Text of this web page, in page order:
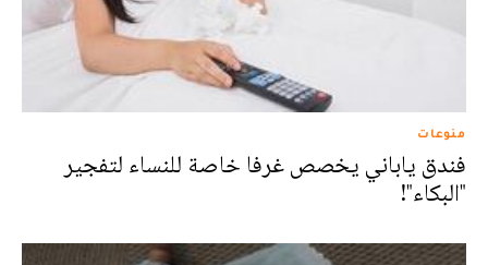
منوعات
فندق ياباني يخصص غرفا خاصة للنساء لتفجير
"البكاء"!